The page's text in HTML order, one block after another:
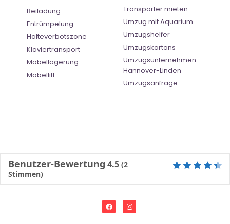
Beiladung
Entrümpelung
Halteverbotszone
Klaviertransport
Möbellagerung
Möbellift
Transporter mieten
Umzug mit Aquarium
Umzugshelfer
Umzugskartons
Umzugsunternehmen
Hannover-Linden
Umzugsanfrage
Benutzer-Bewertung 4.5 (2
Stimmen)